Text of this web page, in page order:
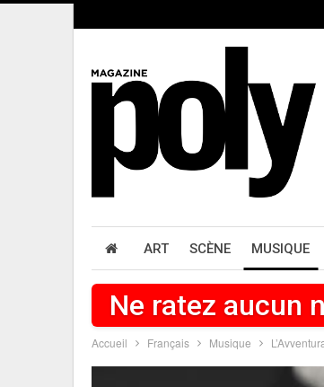
ART SCÈNE MUSIQUE
Ne ratez aucun
Accueil Français Musique